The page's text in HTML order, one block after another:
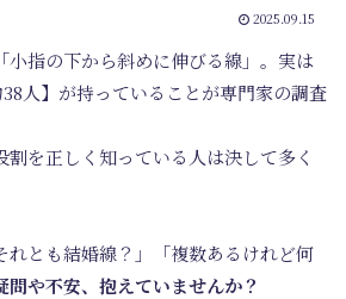
2025.09.15
小指の下から斜めに伸びる線」。実は
人】が持っていることが専門家の調査
を正しく知っている人は決して多く
れとも結婚線？」「複数あるけれど何
問や不安、抱えていませんか？